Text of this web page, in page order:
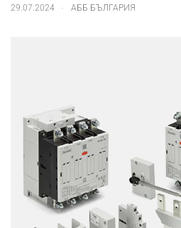
29.07.2024 . АББ БЪЛГАРИЯ